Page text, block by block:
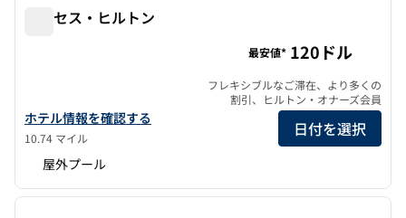
ラムセス・ヒルトン
ラムセス・ヒルトンの詳細を見る
ホテル情報を確認する
10.74 マイル
最安値* 120ドル
フレキシブルなご滞在、より多くの
割引、ヒルトン・オナーズ会員
日付を選択
屋外プール
1/12
1/12
次の